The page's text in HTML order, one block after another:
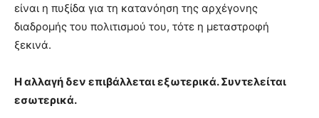
είναι η πυξίδα για τη κατανόηση της αρχέγονης
διαδρομής του πολιτισμού του, τότε η μεταστροφή
ξεκινά.
Η αλλαγή δεν επιβάλλεται εξωτερικά. Συντελείται
εσωτερικά.